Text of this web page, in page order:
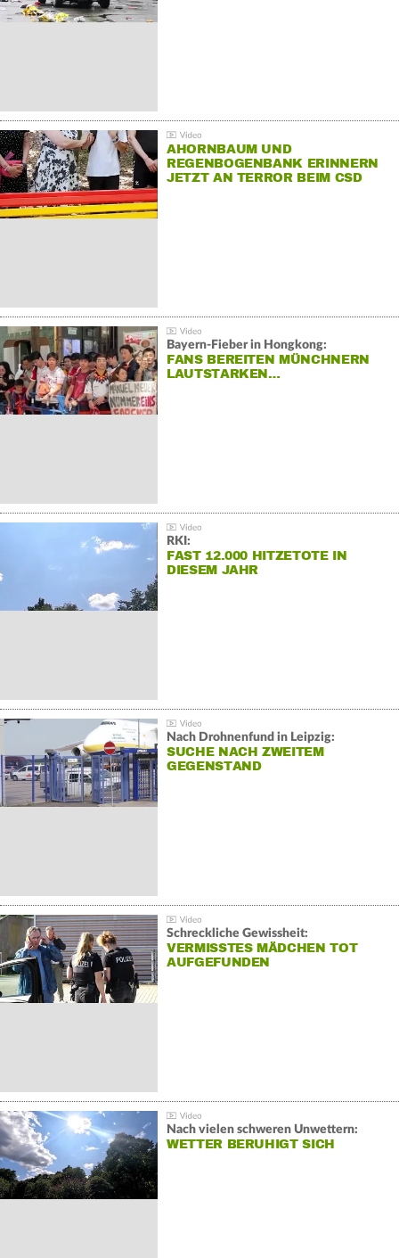
AHORNBAUM UND
REGENBOGENBANK ERINNERN
JETZT AN TERROR BEIM CSD
Bayern-Fieber in Hongkong:
FANS BEREITEN MÜNCHNERN
LAUTSTARKEN…
RKI:
FAST 12.000 HITZETOTE IN
DIESEM JAHR
Nach Drohnenfund in Leipzig:
SUCHE NACH ZWEITEM
GEGENSTAND
Schreckliche Gewissheit:
VERMISSTES MÄDCHEN TOT
AUFGEFUNDEN
Nach vielen schweren Unwettern:
WETTER BERUHIGT SICH